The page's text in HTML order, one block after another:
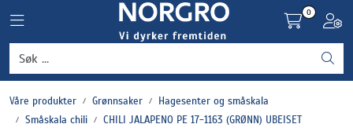
Toggle navigation
0
Våre produkter Grønnsaker
Hagesenter og småskala
Småskala chili
CHILI JALAPENO PE 17-1163 (GRØNN) UBEISET
Grønnsaker
Settepotet og setteløk